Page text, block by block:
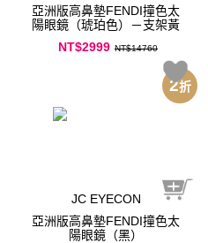
亞洲版高鼻墊FENDI撞色太
陽眼鏡（琥珀色）－支架黃
NT$2999 NT$14760
JC EYECON
亞洲版高鼻墊FENDI撞色太
陽眼鏡（黑）
2折